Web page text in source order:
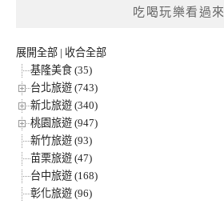
吃喝玩樂看過來
展開全部 | 收合全部
基隆美食 (35)
台北旅遊 (743)
新北旅遊 (340)
桃園旅遊 (947)
新竹旅遊 (93)
苗栗旅遊 (47)
台中旅遊 (168)
彰化旅遊 (96)